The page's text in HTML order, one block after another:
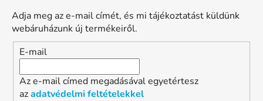
Adja meg az e-mail címét, és mi tájékoztatást küldünk
webáruházunk új termékeiről.
E-mail
Az e-mail címed megadásával egyetértesz
azadatvédelmi feltételekkel